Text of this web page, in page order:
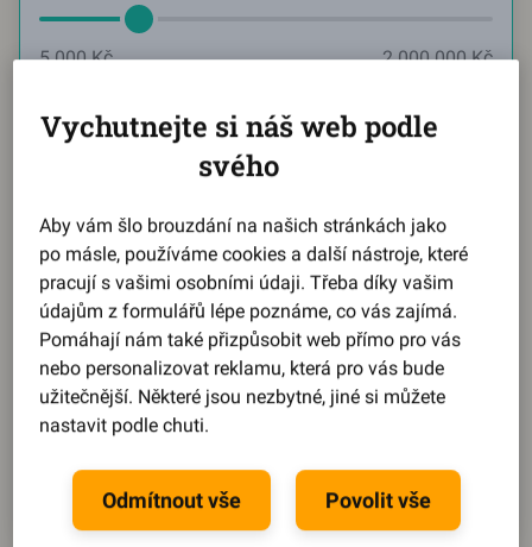
5 000 Kč 2 000 000 Kč
Měsíčně chci splácet
Aktuální hodnota:2584
2 584 Kč 21 739 Kč
Reprezentativní příklad
Během pár kroků se dozvíte,jaký můžete získat úrok
Splátku, dobu splácení i výši půjčkysi pak upravíte
na míru podle svého.
Spočítat půjčku
Vychutnejte si náš web podle
svého
Aby vám šlo brouzdání na našich stránkách jako
po másle, používáme cookies a další nástroje, které
pracují s vašimi osobními údaji. Třeba díky vašim
údajům z formulářů lépe poznáme, co vás zajímá.
Pomáhají nám také přizpůsobit web přímo pro vás
nebo personalizovat reklamu, která pro vás bude
užitečnější. Některé jsou nezbytné, jiné si můžete
nastavit podle chuti.
Odmítnout vše Povolit vše